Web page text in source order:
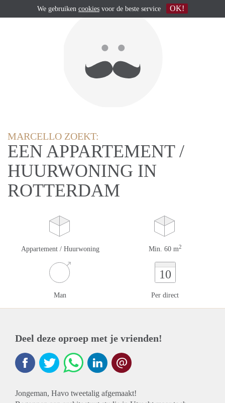
MARCELLO ZOEKT:
EEN APPARTEMENT /
HUURWONING IN
ROTTERDAM
Appartement / Huurwoning Min. 60 m2
Man
10
Per direct
Deel deze oproep met je vrienden!
Jongeman, Havo tweetalig afgemaakt!
We gebruiken cookies voor de beste service OK!